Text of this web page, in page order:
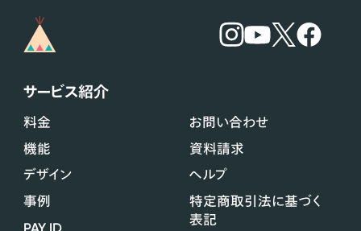
サービス紹介
料金
機能
デザイン
事例
PAY ID
お問い合わせ
資料請求
ヘルプ
特定商取引法に基づく
表記